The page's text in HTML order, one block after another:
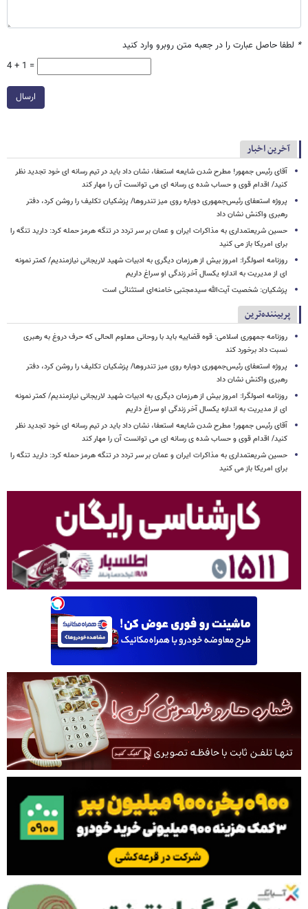
* لطفا حاصل عبارت را در جعبه متن روبرو وارد کنید
4 + 1 =
ارسال
آخرین اخبار
آقای رئیس جمهور! مطرح شدن شایعه استعفا، نشان داد باید در تیم رسانه ای خود تجدید نظر
کنید/ اقدام قوی و حساب شده ی رسانه ای می توانست آن را مهار کند
پروژه استعفای رئیس‌جمهوری دوباره روی میز تندروها/ پزشکیان تکلیف را روشن کرد، دفتر
رهبری واکنش نشان داد
حسین شریعتمداری به مذاکرات ایران و عمان بر سر تردد در تنگه هرمز حمله کرد: دارید تنگه را
برای امریکا باز می کنید
روزنامه اصولگرا: امروز بیش از هرزمان دیگری به ادبیات شهید لاریجانی نیازمندیم/ کمتر نمونه
ای از مدیریت به اندازه یکسال آخر زندگی او سراغ داریم
پزشکیان: شخصیت آیت‌الله سیدمجتبی خامنه‌ای استثنائی است
پربیننده‌ترین
روزنامه جمهوری اسلامی: قوه قضاییه باید با روحانی معلوم الحالی که حرف دروغ به رهبری
نسبت داد برخورد کند
پروژه استعفای رئیس‌جمهوری دوباره روی میز تندروها/ پزشکیان تکلیف را روشن کرد، دفتر
رهبری واکنش نشان داد
روزنامه اصولگرا: امروز بیش از هرزمان دیگری به ادبیات شهید لاریجانی نیازمندیم/ کمتر نمونه
ای از مدیریت به اندازه یکسال آخر زندگی او سراغ داریم
آقای رئیس جمهور! مطرح شدن شایعه استعفا، نشان داد باید در تیم رسانه ای خود تجدید نظر
کنید/ اقدام قوی و حساب شده ی رسانه ای می توانست آن را مهار کند
حسین شریعتمداری به مذاکرات ایران و عمان بر سر تردد در تنگه هرمز حمله کرد: دارید تنگه را
برای امریکا باز می کنید